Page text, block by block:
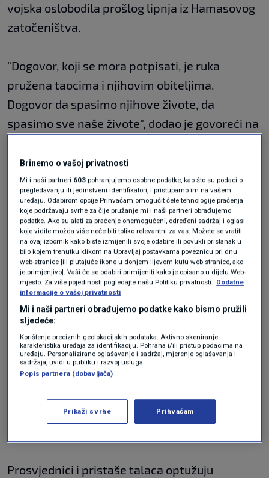
vojska oslobodila prošlog lipnja iz Hamasovog
zatočeništva.
"Dogovor, koji se mora potpisati, je ruka
pružena taocima i njihovim obiteljima.
Dogovor da spasimo njihove živote, da
spasimo sve naše živote", dodao je govoreći na
Ljudi su također prosvjedovali na skupovima u
Jeruzalemu i Haifi, a nakon skupa u Tel Avivu
došlo je i do sukoba s policijom pri čemu je
uhićeno šest osoba, prenose mediji.
Postizanje dogovora postalo je izuzetno hitno
budući da je Hamas u subotu objavio još jedan
video s taocima a koji prikazuje mladu
vojnikinju koja je oteta i odvedena iz Izraela u
pojas Gaze 7. listopada 2023.
Dok Izrael te video snimke tumači kao alat
ključne znakove da su njihovi najmiliji još uvijek
Prosvjednici i pristaše talaca optužuju
Brinemo o vašoj privatnosti
Mi i naši partneri 603 pohranjujemo osobne podatke, kao što su podaci o
pregledavanju ili jedinstveni identifikatori, i pristupamo im na vašem
uređaju. Odabirom opcije Prihvaćam omogućit ćete tehnologije praćenja
koje podržavaju svrhe za čije pružanje mi i naši partneri obrađujemo
podatke. Ako su alati za praćenje onemogućeni, određeni sadržaj i oglasi
koje vidite možda više neće biti toliko relevantni za vas. Možete se vratiti
na ovaj izbornik kako biste izmijenili svoje odabire ili povukli pristanak u
bilo kojem trenutku klikom na Upravljaj postavkama poveznicu pri dnu
web-stranice [ili plutajuće ikone u donjem lijevom kutu web stranice, ako
je primjenjivo]. Vaši će se odabiri primijeniti kako je opisano u dijelu Web-
mjesto. Za više pojedinosti pogledajte našu Politiku privatnosti.
Dodatne
informacije o vašoj privatnosti
Mi i naši partneri obrađujemo podatke kako bismo pružili
sljedeće:
Korištenje preciznih geolokacijskih podataka. Aktivno skeniranje
karakteristika uređaja za identifikaciju. Pohrana i/ili pristup podacima na
uređaju. Personalizirano oglašavanje i sadržaj, mjerenje oglašavanja i
sadržaja, uvidi u publiku i razvoj usluga.
Popis partnera (dobavljača)
Prikaži svrhe Prihvaćam